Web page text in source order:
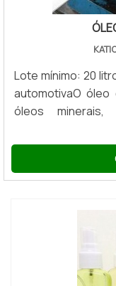
Lote mínimo: 20
automotivaO
óleos minerais,
recomendado
incluindo aços
ferrosos,